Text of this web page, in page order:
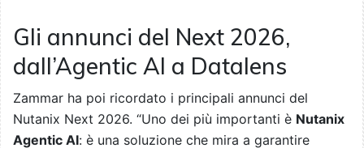
Gli annunci del Next 2026,
dall’Agentic AI a Datalens
Zammar ha poi ricordato i principali annunci del
Nutanix Next 2026. “Uno dei più importanti è Nutanix
Agentic AI: è una soluzione che mira a garantire